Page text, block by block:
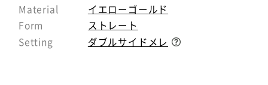
Material
イエローゴールド
Form
ストレート
Setting
ダブルサイドメレ